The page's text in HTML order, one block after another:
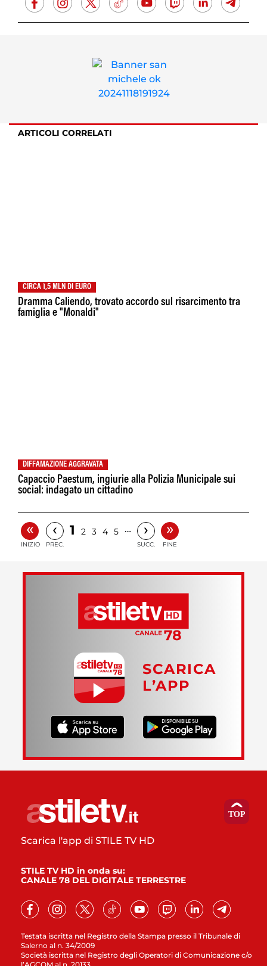
ARTICOLI CORRELATI
CIRCA 1,5 MLN DI EURO
Dramma Caliendo, trovato accordo sul risarcimento tra
famiglia e "Monaldi"
DIFFAMAZIONE AGGRAVATA
Capaccio Paestum, ingiurie alla Polizia Municipale sui
social: indagato un cittadino
«
INIZIO
‹
PREC.
1 2 3 4 5 … ›
SUCC.
»
FINE
SCARICA
L’APP
Testata iscritta nel Registro della Stampa presso il Tribunale di
Salerno al n. 34/2009
Società iscritta nel Registro degli Operatori di Comunicazione c/o
Scarica l'app di STILE TV HD
STILE TV HD in onda su:
CANALE 78 DEL DIGITALE TERRESTRE